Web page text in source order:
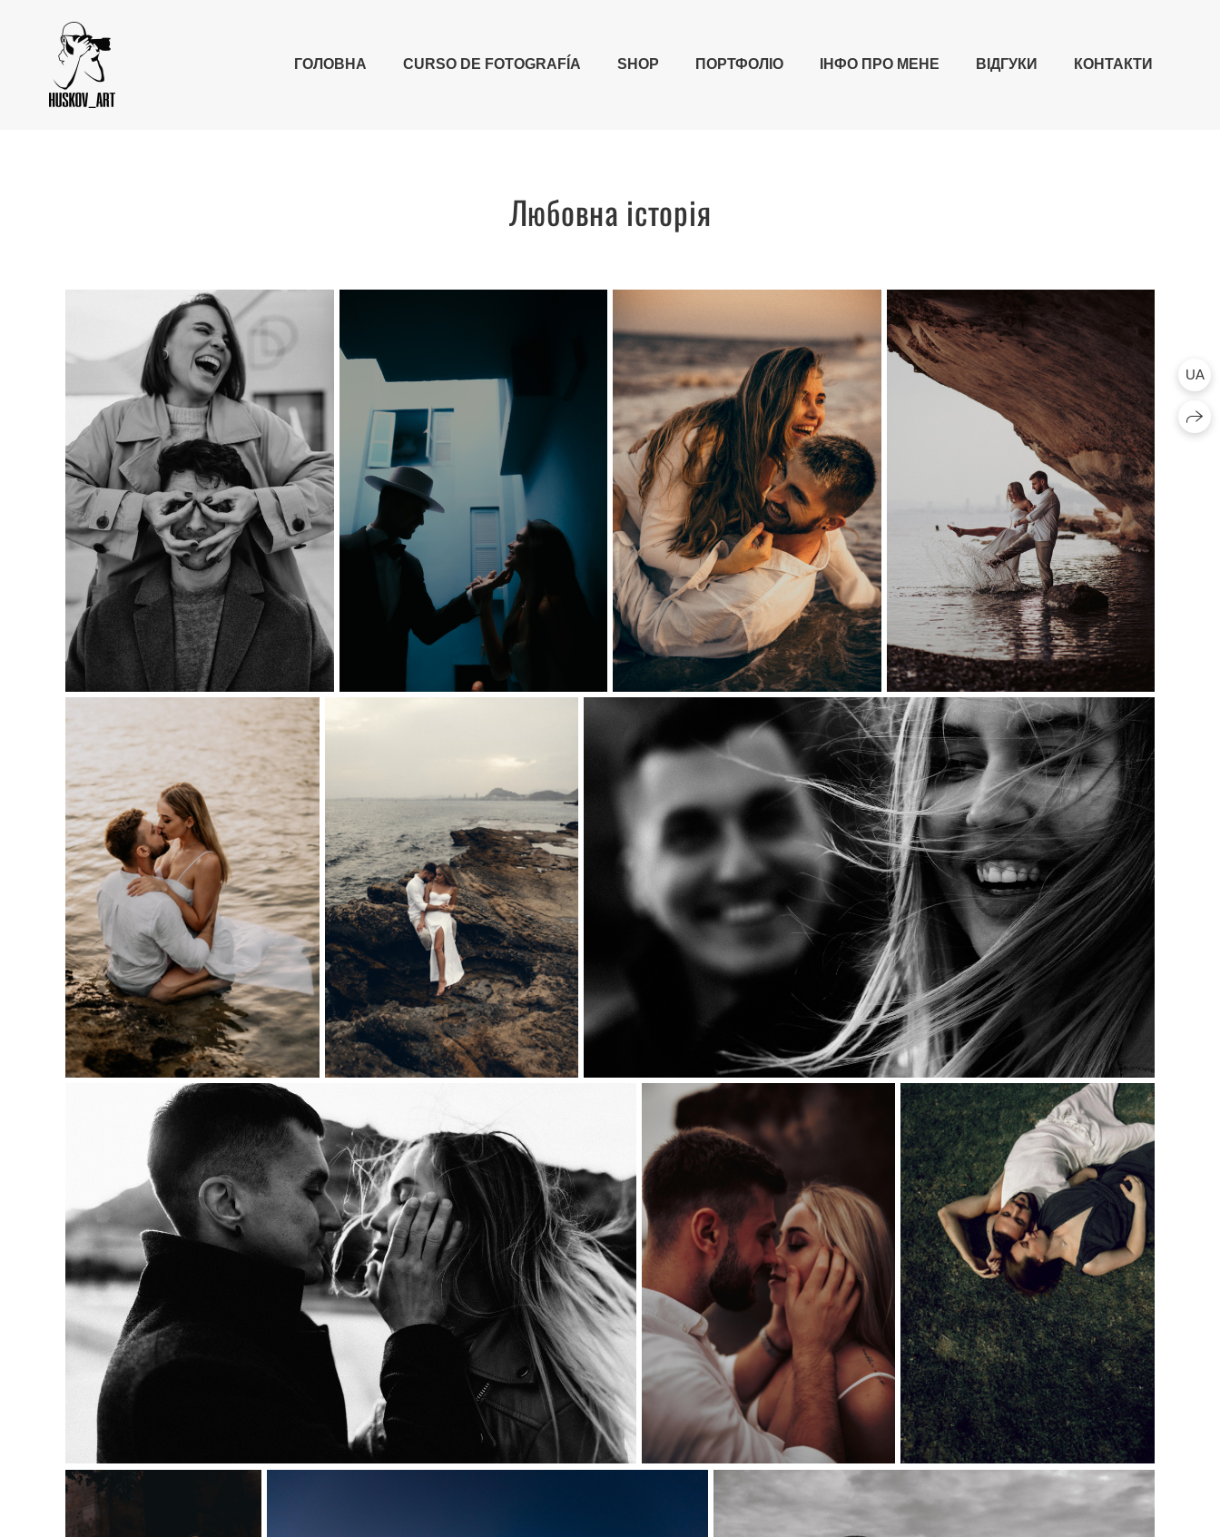
ГОЛОВНА CURSO DE FOTOGRAFÍA SHOP ПОРТФОЛІО ІНФО ПРО МЕНЕ ВІДГУКИ КОНТАКТИ
Любовна історія
UA